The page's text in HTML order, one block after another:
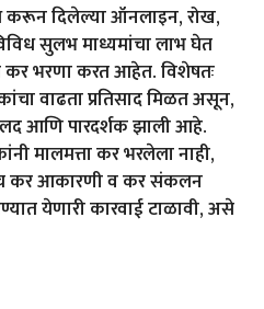
करून दिलेल्या ऑनलाइन, रोख,
सुलभ माध्यमांचा लाभ घेत
कर भरणा करत आहेत. विशेषतः
वाढता प्रतिसाद मिळत असून,
आणि पारदर्शक झाली आहे.
मालमत्ता कर भरलेला नाही,
कर आकारणी व कर संकलन
येणारी कारवाई टाळावी, असे